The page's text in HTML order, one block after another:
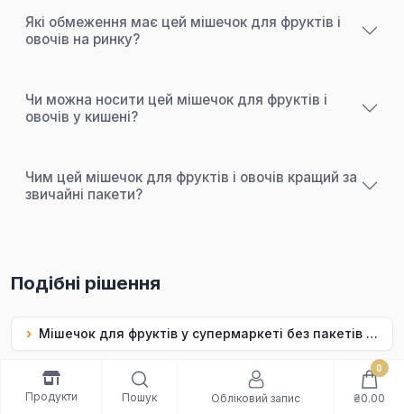
Які обмеження має цей мішечок для фруктів і
овочів на ринку?
Чи можна носити цей мішечок для фруктів і
овочів у кишені?
Чим цей мішечок для фруктів і овочів кращий за
звичайні пакети?
Подібні рішення
› Мішечок для фруктів у супермаркеті без пакетів — мішечок-шопер Uf.Bee
Компактний шопер для фруктів у кишені щоб завжди мати з собою — мішечок-шопер Uf.Bee
Продукти Пошук Обліковий запис
0
₴0.00